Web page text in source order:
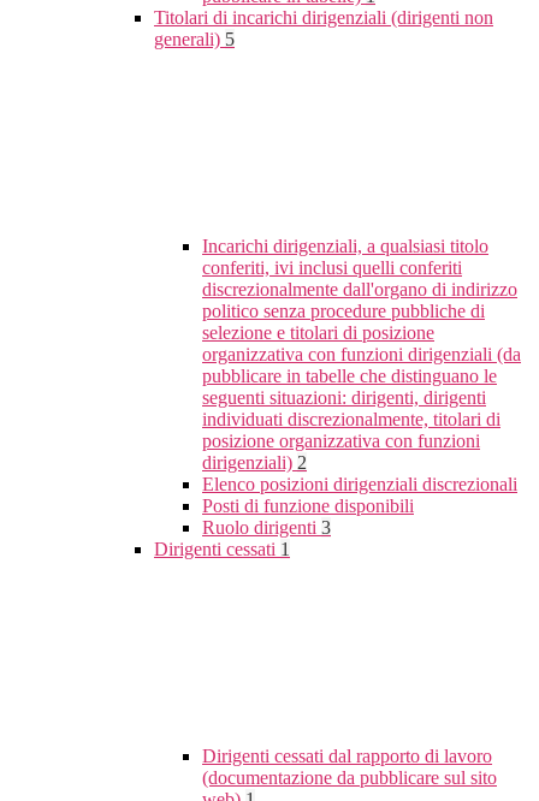
Titolari di incarichi dirigenziali (dirigenti non
generali) 5
Incarichi dirigenziali, a qualsiasi titolo
conferiti, ivi inclusi quelli conferiti
discrezionalmente dall'organo di indirizzo
politico senza procedure pubbliche di
selezione e titolari di posizione
organizzativa con funzioni dirigenziali (da
pubblicare in tabelle che distinguano le
seguenti situazioni: dirigenti, dirigenti
individuati discrezionalmente, titolari di
posizione organizzativa con funzioni
dirigenziali) 2
Elenco posizioni dirigenziali discrezionali
Posti di funzione disponibili
Ruolo dirigenti 3
Dirigenti cessati 1
Dirigenti cessati dal rapporto di lavoro
(documentazione da pubblicare sul sito